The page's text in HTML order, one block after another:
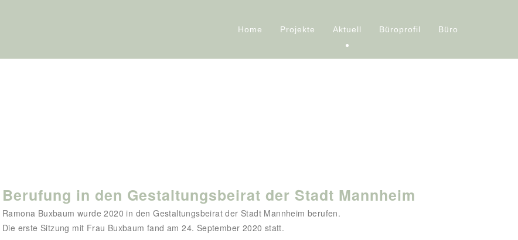
Home Projekte Aktuell Büroprofil Büro
Berufung in den Gestaltungsbeirat der Stadt Mannheim
Ramona Buxbaum wurde 2020 in den Gestaltungsbeirat der Stadt Mannheim berufen.
Die erste Sitzung mit Frau Buxbaum fand am 24. September 2020 statt.